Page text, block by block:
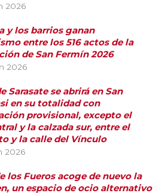
2026
y los barrios ganan
entre los 516 actos de la
de San Fermín 2026
2026
Sarasate se abrirá en San
en su totalidad con
provisional, excepto el
y la calzada sur, entre el
y la calle del Vínculo
2026
los Fueros acoge de nuevo la
un espacio de ocio alternativo